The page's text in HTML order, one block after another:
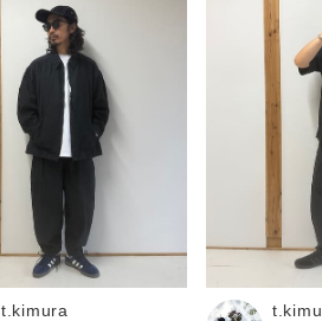
t.kimura